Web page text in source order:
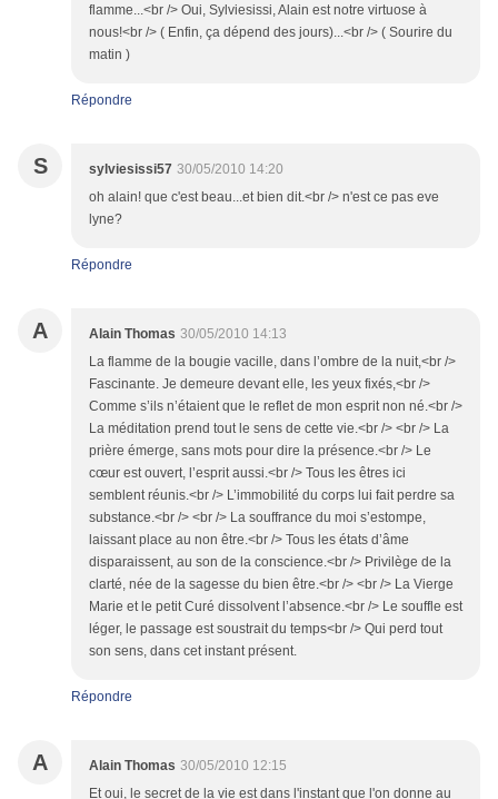
flamme...<br /> Oui, Sylviesissi, Alain est notre virtuose à
nous!<br /> ( Enfin, ça dépend des jours)...<br /> ( Sourire du
matin )
Répondre
S sylviesissi57 30/05/2010 14:20
oh alain! que c'est beau...et bien dit.<br /> n'est ce pas eve
lyne?
Répondre
A Alain Thomas 30/05/2010 14:13
La flamme de la bougie vacille, dans l’ombre de la nuit,<br />
Fascinante. Je demeure devant elle, les yeux fixés,<br />
Comme s’ils n’étaient que le reflet de mon esprit non né.<br />
La méditation prend tout le sens de cette vie.<br /> <br /> La
prière émerge, sans mots pour dire la présence.<br /> Le
cœur est ouvert, l’esprit aussi.<br /> Tous les êtres ici
semblent réunis.<br /> L’immobilité du corps lui fait perdre sa
substance.<br /> <br /> La souffrance du moi s’estompe,
laissant place au non être.<br /> Tous les états d’âme
disparaissent, au son de la conscience.<br /> Privilège de la
clarté, née de la sagesse du bien être.<br /> <br /> La Vierge
Marie et le petit Curé dissolvent l’absence.<br /> Le souffle est
léger, le passage est soustrait du temps<br /> Qui perd tout
son sens, dans cet instant présent.
Répondre
A Alain Thomas 30/05/2010 12:15
Et oui, le secret de la vie est dans l'instant que l'on donne au